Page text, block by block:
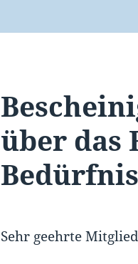
über das
Sehr geehrte